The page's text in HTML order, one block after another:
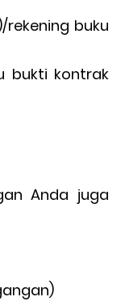
buku
bukti kontrak
Anda juga